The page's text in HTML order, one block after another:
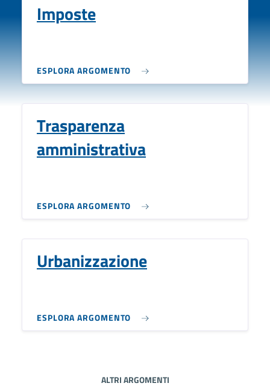
Imposte
ESPLORA ARGOMENTO
Trasparenza
amministrativa
ESPLORA ARGOMENTO
Urbanizzazione
ESPLORA ARGOMENTO
ALTRI ARGOMENTI